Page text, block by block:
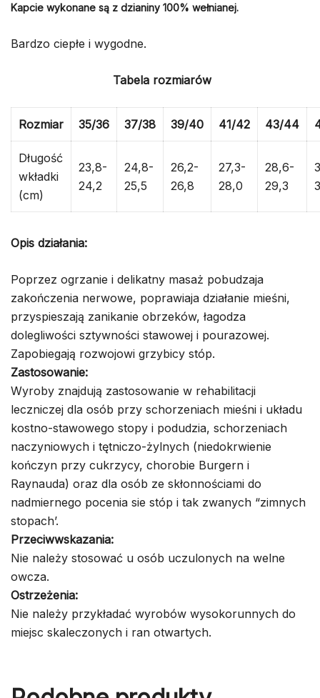
Kapcie wykonane są z dzianiny 100% wełnianej.
Bardzo ciepłe i wygodne.
Tabela rozmiarów
Rozmiar 35/36 37/38 39/40 41/42 43/44
Długość
wkładki
(cm)
23,8-
24,2
24,8-
25,5
26,2-
26,8
27,3-
28,0
28,6-
29,3
Opis działania:
Poprzez ogrzanie i delikatny masaż pobudzaja
zakończenia nerwowe, poprawiaja działanie mieśni,
przyspieszają zanikanie obrzeków, łagodza
dolegliwości sztywności stawowej i pourazowej.
Zapobiegają rozwojowi grzybicy stóp.
Zastosowanie:
Wyroby znajdują zastosowanie w rehabilitacji
leczniczej dla osób przy schorzeniach mieśni i układu
kostno-stawowego stopy i podudzia, schorzeniach
naczyniowych i tętniczo-żylnych (niedokrwienie
kończyn przy cukrzycy, chorobie Burgern i
Raynauda) oraz dla osób ze skłonnościami do
nadmiernego pocenia sie stóp i tak zwanych “zimnych
stopach’.
Przeciwwskazania:
Nie należy stosować u osób uczulonych na welne
owcza.
Ostrzeżenia:
Nie należy przykładać wyrobów wysokorunnych do
miejsc skaleczonych i ran otwartych.